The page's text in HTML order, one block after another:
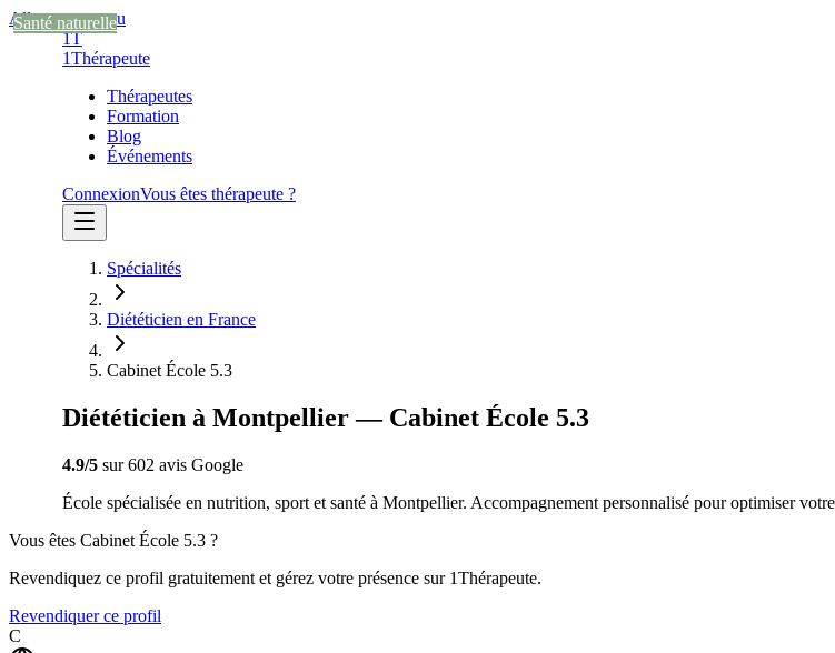
Aller au contenu
1T
1Thérapeute
Thérapeutes
Formation
Blog
Événements
ConnexionVous êtes thérapeute ?
Spécialités
Diététicien en France
Cabinet École 5.3
Diététicien à Montpellier — Cabinet École 5.3
4.9/5 sur602 avis Google
École spécialisée en nutrition, sport et santé à Montpellier. Accompagnement personnalisé pour optimiser
Vous êtes Cabinet École 5.3 ?
Revendiquez ce profil gratuitement et gérez votre présence sur 1Thérapeute.
Revendiquer ce profil
C
Santé naturelle